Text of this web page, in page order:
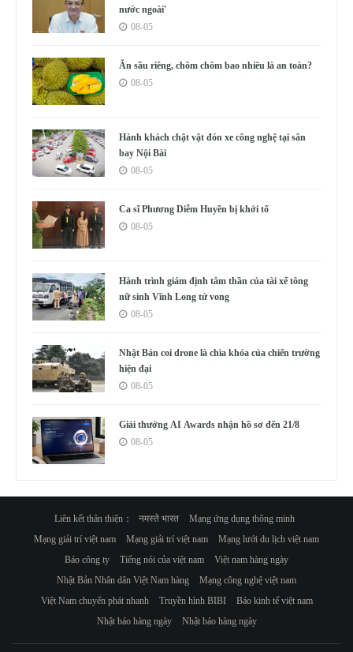
nước ngoài'
08-05
Ăn sầu riêng, chôm chôm bao nhiêu là an toàn?
08-05
Hành khách chật vật đón xe công nghệ tại sân
bay Nội Bài
08-05
Ca sĩ Phương Diễm Huyền bị khởi tố
08-05
Hành trình giám định tâm thần của tài xế tông
nữ sinh Vĩnh Long tử vong
08-05
Nhật Bản coi drone là chìa khóa của chiến trường
hiện đại
08-05
Giải thưởng AI Awards nhận hồ sơ đến 21/8
08-05
Liên kết thân thiện： नमस्ते भारत
Mạng ứng dụng thông minh
Mạng giải trí việt nam
Mạng giải trí việt nam
Mạng lưới du lịch việt nam
Báo công ty
Tiếng nói của việt nam
Việt nam hàng ngày
Nhật Bản Nhân dân Việt Nam hàng
Mạng công nghệ việt nam
Việt Nam chuyển phát nhanh
Truyền hình BIBI
Báo kinh tế việt nam
Nhật báo hàng ngày
Nhật báo hàng ngày